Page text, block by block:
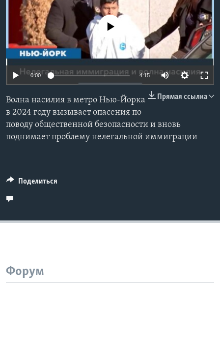
Learning English
СОЦИАЛЬНЫЕ СЕТИ
No media source currently available
0:00 4:15
Прямая ссылка
Волна насилия в метро Нью-Йорка
в 2024 году вызывает опасения по
поводу общественной безопасности и вновь
поднимает проблему нелегальной иммиграции
Поделиться
Форум